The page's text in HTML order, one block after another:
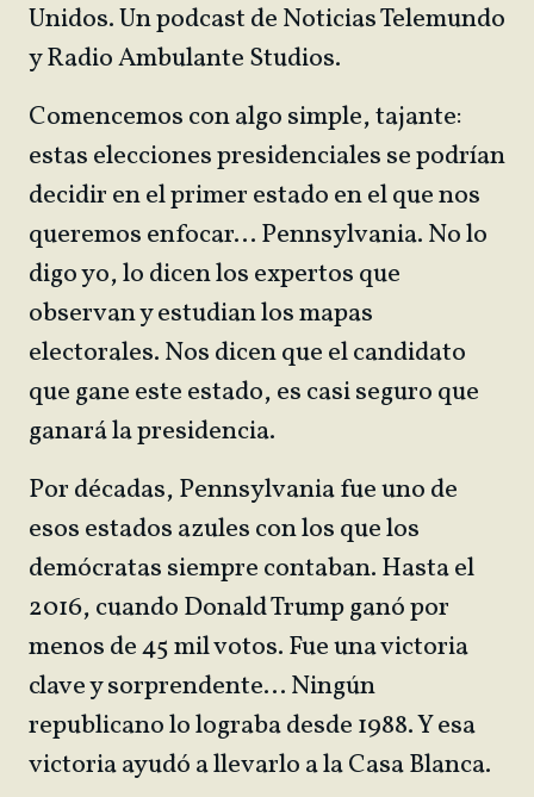
Unidos. Un podcast de Noticias Telemundo
y Radio Ambulante Studios.
Comencemos con algo simple, tajante:
estas elecciones presidenciales se podrían
decidir en el primer estado en el que nos
queremos enfocar… Pennsylvania. No lo
digo yo, lo dicen los expertos que
observan y estudian los mapas
electorales. Nos dicen que el candidato
que gane este estado, es casi seguro que
ganará la presidencia.
Por décadas, Pennsylvania fue uno de
esos estados azules con los que los
demócratas siempre contaban. Hasta el
2016, cuando Donald Trump ganó por
menos de 45 mil votos. Fue una victoria
clave y sorprendente… Ningún
republicano lo lograba desde 1988. Y esa
victoria ayudó a llevarlo a la Casa Blanca.